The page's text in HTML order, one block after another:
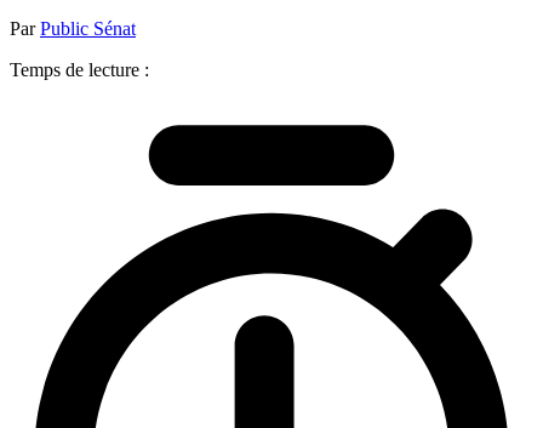
ParPublic Sénat
Temps de lecture :